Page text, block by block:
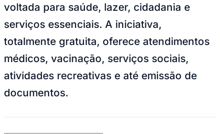
voltada para saúde, lazer, cidadania e
serviços essenciais. A iniciativa,
totalmente gratuita, oferece atendimentos
médicos, vacinação, serviços sociais,
atividades recreativas e até emissão de
documentos.